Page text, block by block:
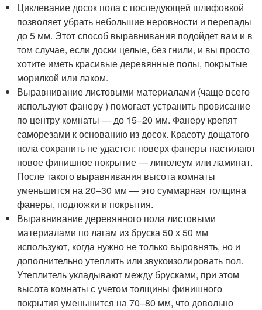
Циклевание досок пола с последующей шлифовкой
позволяет убрать небольшие неровности и перепады
до 5 мм. Этот способ выравнивания подойдет вам и в
том случае, если доски целые, без гнили, и вы просто
хотите иметь красивые деревянные полы, покрытые
морилкой или лаком.
Выравнивание листовыми материалами (чаще всего
используют фанеру ) помогает устранить провисание
по центру комнаты — до 15–20 мм. Фанеру крепят
саморезами к основанию из досок. Красоту дощатого
пола сохранить не удастся: поверх фанеры настилают
новое финишное покрытие — линолеум или ламинат.
После такого выравнивания высота комнаты
уменьшится на 20–30 мм — это суммарная толщина
фанеры, подложки и покрытия.
Выравнивание деревянного пола листовыми
материалами по лагам из бруска 50 х 50 мм
используют, когда нужно не только выровнять, но и
дополнительно утеплить или звукоизолировать пол.
Утеплитель укладывают между брусками, при этом
высота комнаты с учетом толщины финишного
покрытия уменьшится на 70–80 мм, что довольно